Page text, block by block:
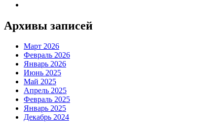
Архивы записей
Март 2026
Февраль 2026
Январь 2026
Июнь 2025
Май 2025
Апрель 2025
Февраль 2025
Январь 2025
Декабрь 2024